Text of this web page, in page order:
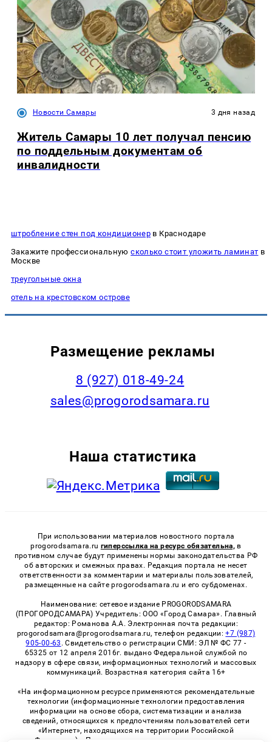
Новости Самары 3 дня назад
Житель Самары 10 лет получал пенсию
по поддельным документам об
инвалидности
штробление стен под кондиционер в Краснодаре
Закажите профессиональнуюсколько стоит уложить ламинат в
Москве
треугольные окна
отель на крестовском острове
Размещение рекламы
8 (927) 018-49-24
sales@progorodsamara.ru
Наша статистика
При использовании материалов новостного портала
progorodsamara.ru гиперссылка на ресурс обязательна, в
противном случае будут применены нормы законодательства РФ
об авторских и смежных правах. Редакция портала не несет
ответственности за комментарии и материалы пользователей,
размещенные на сайте progorodsamara.ru и его субдоменах.
Наименование: сетевое издание PROGORODSAMARA
(ПРОГОРОДСАМАРА) Учредитель: ООО «Город Самара». Главный
редактор: Романова А.А. Электронная почта редакции:
progorodsamara@progorodsamara.ru, телефон редакции:+7 (987)
905-00-63 . Свидетельство о регистрации СМИ: ЭЛ № ФС 77 -
65325 от 12 апреля 2016г. выдано Федеральной службой по
надзору в сфере связи, информационных технологий и массовых
коммуникаций. Возрастная категория сайта 16+
«На информационном ресурсе применяются рекомендательные
технологии (информационные технологии предоставления
информации на основе сбора, систематизации и анализа
сведений, относящихся к предпочтениям пользователей сети
«Интернет», находящихся на территории Российской
Федерации)». Правила применения рекомендательных